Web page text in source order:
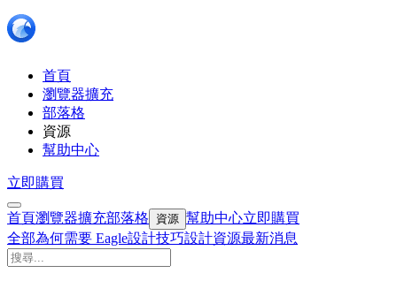
首頁
瀏覽器擴充
部落格
資源
幫助中心
立即購買
首頁瀏覽器擴充部落格 資源 幫助中心立即購買
全部為何需要 Eagle設計技巧設計資源最新消息